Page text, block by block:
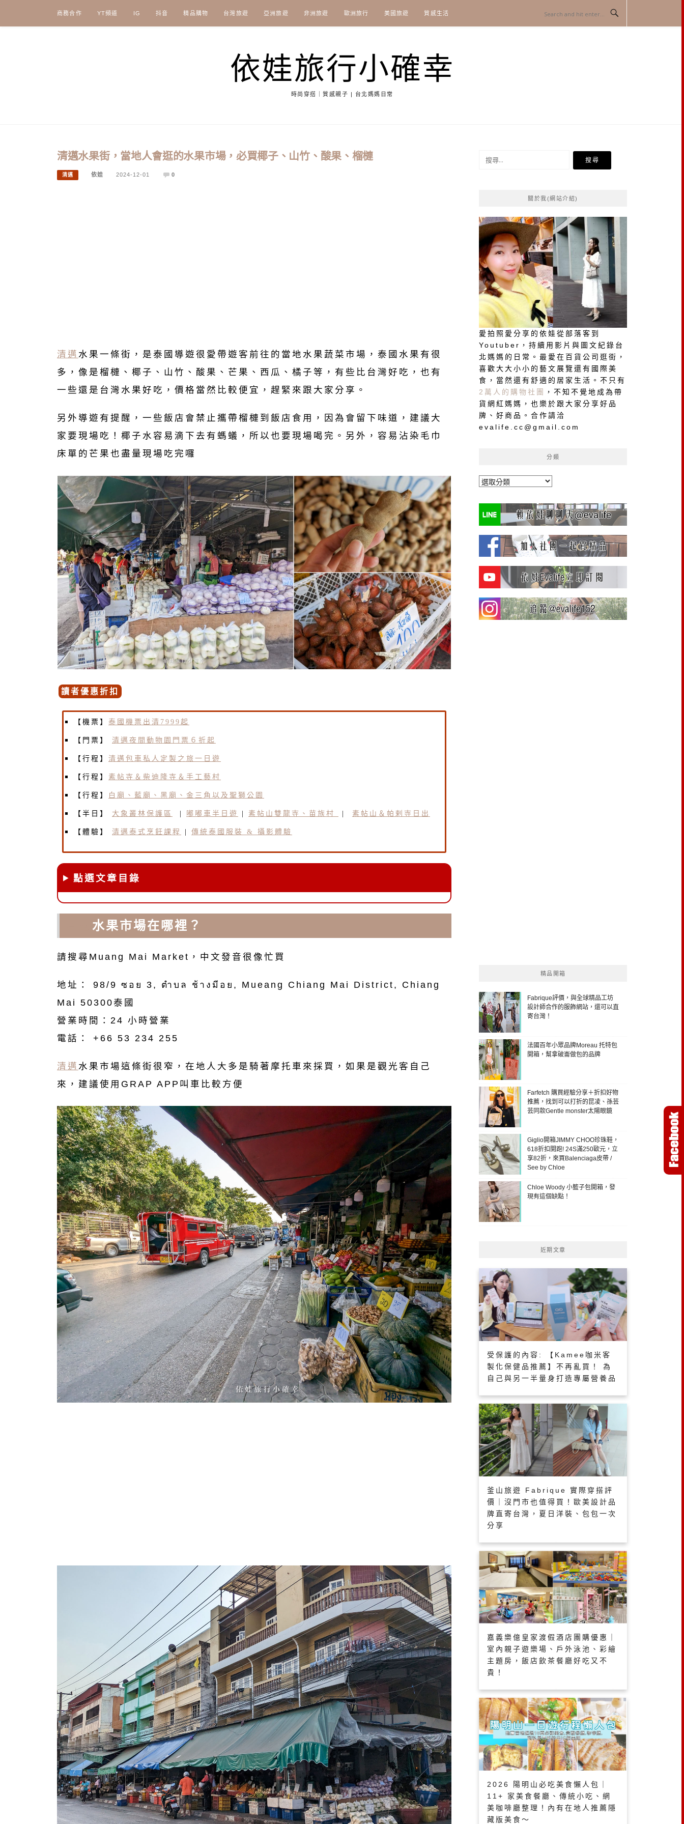
content
商務合作 YT頻道 IG 抖音 精品購物 台灣旅遊 亞洲旅遊 非洲旅遊 歐洲旅行 美國旅遊 質感生活
依娃旅行小確幸
時尚穿搭｜質感親子 | 台北媽媽日常
清邁水果街，當地人會逛的水果市場，必買椰子、山竹、酸果、榴槤
清邁 依娃 2024-12-01 0
清邁 水果一條街，是泰國導遊很愛帶遊客前往的當地水果蔬菜市場，泰國水果有很
多，像是榴槤、椰子、山竹、酸果、芒果、西瓜、橘子等，有些比台灣好吃，也有
一些還是台灣水果好吃，價格當然比較便宜，趕緊來跟大家分享。
另外導遊有提醒，一些飯店會禁止攜帶榴槤到飯店食用，因為會留下味道，建議大
家要現場吃！椰子水容易滴下去有螞蟻，所以也要現場喝完。另外，容易沾染毛巾
床單的芒果也盡量現場吃完囉
讀者優惠折扣
【機票】 泰國機票出清7999起
【門票】 清邁夜間動物園門票６折起
【行程】 清邁包車私人定製之旅一日遊
【行程】 素帖寺＆柴迪隆寺＆手工藝村
【行程】 白廟、藍廟、黑廟、金三角以及聖獅公園
【半日】 大象叢林保護區 | 嘟嘟車半日遊 | 素帖山雙龍寺、苗族村 | 素帖山＆帕剌寺日出
【體驗】 清邁泰式烹飪課程 | 傳統泰國服裝 & 攝影體驗
點選文章目錄
水果市場在哪裡？
請搜尋Muang Mai Market，中文發音很像忙買
地址： 98/9 ซอย 3, ตำบล ช้างมีอย, Mueang Chiang Mai District, Chiang
Mai 50300泰國
營業時間：24 小時營業
電話： +66 53 234 255
清邁 水果市場這條街很窄，在地人大多是騎著摩托車來採買，如果是觀光客自己
來，建議使用GRAP APP叫車比較方便
搜
關於我(網站介紹)
愛拍照愛分享的依娃從部落客到
Youtuber，持續用影片與圖文紀錄台
北媽媽的日常。最愛在百貨公司逛街，
喜歡大大小小的藝文展覽還有國際美
食，當然還有舒適的居家生活。不只有
2萬人的購物社團
，不知不覺地成為帶
貨網紅媽媽，也樂於跟大家分享好品
牌、好商品。合作請洽
evalife.cc@gmail.com
分類
分
精品開箱
Fabrique評價，與全球精品工坊
設計師合作的服飾網站，還可以直
寄台灣！
法國百年小眾品牌Moreau 托特包
開箱，幫拿破崙做包的品牌
Farfetch 購買經驗分享＋折扣好物
推薦，找到可以打折的昆凌、孫芸
芸同款Gentle monster太陽眼鏡
Giglio開箱JIMMY CHOO珍珠鞋，
618折扣開跑! 24S滿250歐元，立
享82折，來買Balenciaga皮帶 /
See by Chloe
Chloe Woody 小籃子包開箱，發
現有這個缺點！
近期文章
受保護的內容: 【Kamee咖米客
製化保健品推薦】不再亂買！ 為
自己與另一半量身打造專屬營養品
釜山旅遊 Fabrique 實際穿搭評
價｜沒門市也值得買！歐美設計品
牌直寄台灣，夏日洋裝、包包一次
分享
嘉義樂億皇家渡假酒店團購優惠｜
室內親子遊樂場、戶外泳池、彩繪
主題房，飯店飲茶餐廳好吃又不
貴！
2026 陽明山必吃美食懶人包｜
11+ 家美食餐廳、傳統小吃、網
美咖啡廳整理！內有在地人推薦隱
藏版美食～